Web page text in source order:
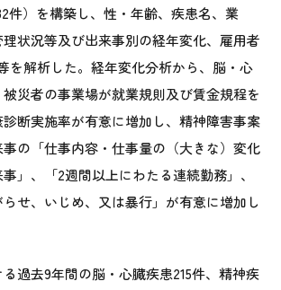
件）を構築し、性・年齢、疾患名、業
状況等及び出来事別の経年変化、雇用者
を解析した。経年変化分析から、脳・心
災者の事業場が就業規則及び賃金規程を
断実施率が有意に増加し、精神障害事案
の「仕事内容・仕事量の（大きな）変化
」、「2週間以上にわたる連続勤務」、
らせ、いじめ、又は暴行」が有意に増加し
過去9年間の脳・心臓疾患215件、精神疾